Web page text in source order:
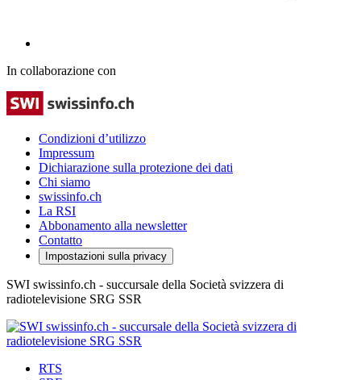
In collaborazione con
Condizioni d’utilizzo
Impressum
Dichiarazione sulla protezione dei dati
Chi siamo
swissinfo.ch
La RSI
Abbonamento alla newsletter
Contatto
Impostazioni sulla privacy
SWI swissinfo.ch - succursale della Società svizzera di
radiotelevisione SRG SSR
RTS